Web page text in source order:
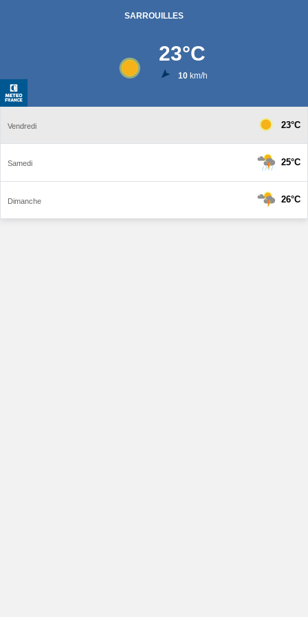
SARROUILLES
23°C
10km/h
Vendredi 23°C
Samedi 25°C
Dimanche 26°C